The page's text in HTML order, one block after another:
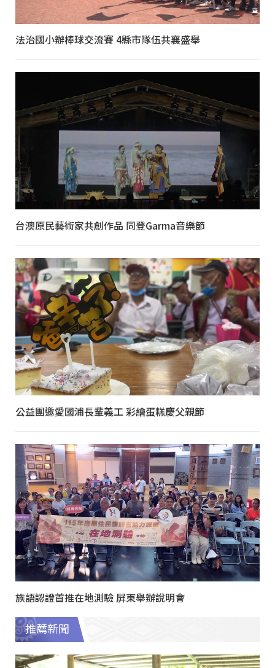
法治國小辦棒球交流賽 4縣市隊伍共襄盛舉
台澳原民藝術家共創作品 同登Garma音樂節
公益團邀愛國浦長輩義工 彩繪蛋糕慶父親節
族語認證首推在地測驗 屏東舉辦說明會
推薦新聞